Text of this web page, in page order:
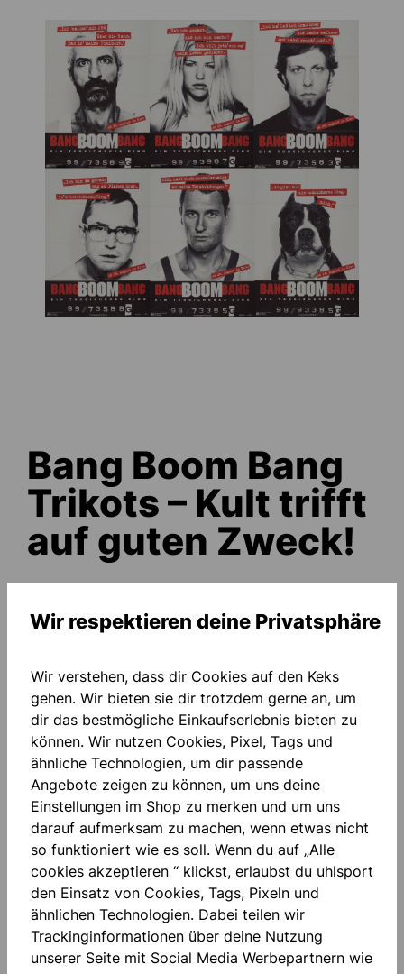
Bang Boom Bang
Trikots – Kult trifft
auf guten Zweck!
unterstützt du die Jugendarbeit und
Dank ehrenamtlichem Engagement und kreativer
Ideen wurde dieses Projekt umgesetzt, um den
Verein und die Jugend voranzubringen. Trage den
Kult – und unterstütze die Zukunft!
Wir respektieren deine Privatsphäre
Wir verstehen, dass dir Cookies auf den Keks
gehen. Wir bieten sie dir trotzdem gerne an, um
dir das bestmögliche Einkaufserlebnis bieten zu
können. Wir nutzen Cookies, Pixel, Tags und
ähnliche Technologien, um dir passende
Angebote zeigen zu können, um uns deine
Einstellungen im Shop zu merken und um uns
darauf aufmerksam zu machen, wenn etwas nicht
so funktioniert wie es soll. Wenn du auf „Alle
cookies akzeptieren “ klickst, erlaubst du uhlsport
den Einsatz von Cookies, Tags, Pixeln und
ähnlichen Technologien. Dabei teilen wir
Trackinginformationen über deine Nutzung
unserer Seite mit Social Media Werbepartnern wie